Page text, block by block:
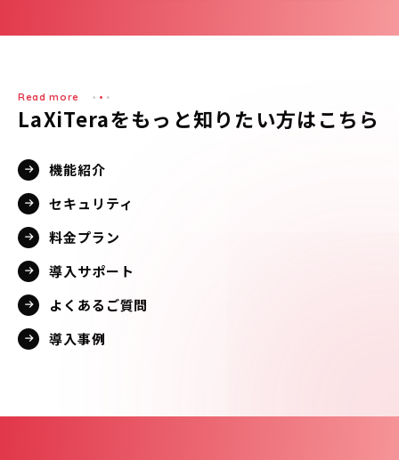
Read more
LaXiTeraをもっと知りたい方はこちら
機能紹介
セキュリティ
料金プラン
導入サポート
よくあるご質問
導入事例